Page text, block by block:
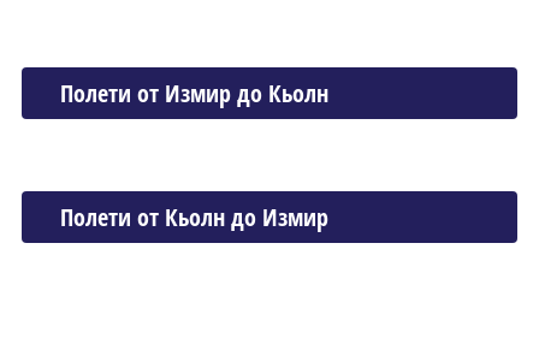
Полети от Измир до Кьолн
Полети от Кьолн до Измир